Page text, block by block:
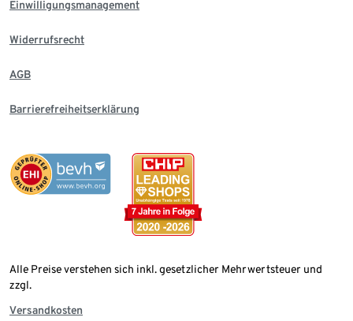
Einwilligungsmanagement
Widerrufsrecht
AGB
Barrierefreiheitserklärung
Alle Preise verstehen sich inkl. gesetzlicher Mehrwertsteuer und
zzgl.
Versandkosten